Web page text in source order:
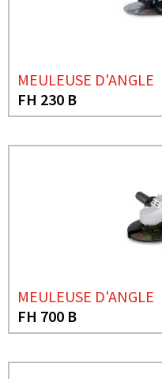
MEULEUSE D'ANGLE
FH 230 B
MEULEUSE D'ANGLE
FH 700 B